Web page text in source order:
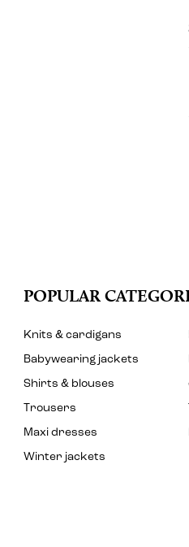
POPULAR
Knits & cardigans
Babywearing jackets
Shirts & blouses
Trousers
Maxi dresses
Winter jackets